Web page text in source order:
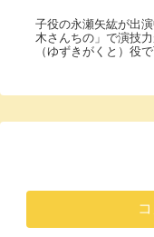
子役の永瀬矢紘が出
木さんちの」で演技
（ゆずきがくと）役